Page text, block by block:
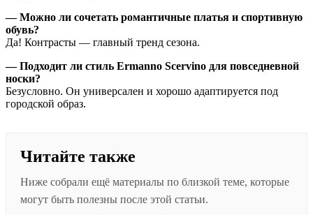
— Можно ли сочетать романтичные платья и спортивную
обувь?
Да! Контрасты — главный тренд сезона.
— Подходит ли стиль Ermanno Scervino для повседневной
носки?
Безусловно. Он универсален и хорошо адаптируется под
городской образ.
Читайте также
Ниже собрали ещё материалы по близкой теме, которые
могут быть полезны после этой статьи.